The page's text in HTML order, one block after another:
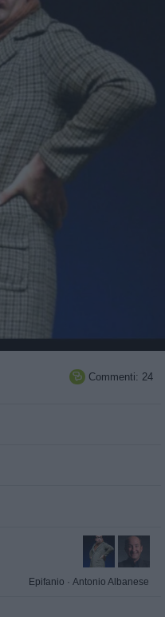
 Commenti: 24
Epifanio · Antonio Albanese